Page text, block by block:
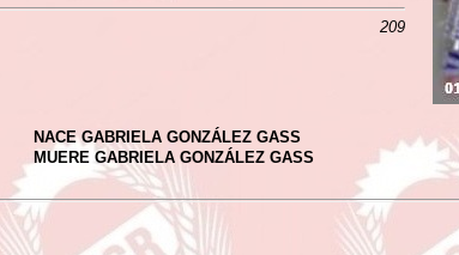
209
NACE GABRIELA GONZÁLEZ GASS
MUERE GABRIELA GONZÁLEZ GASS